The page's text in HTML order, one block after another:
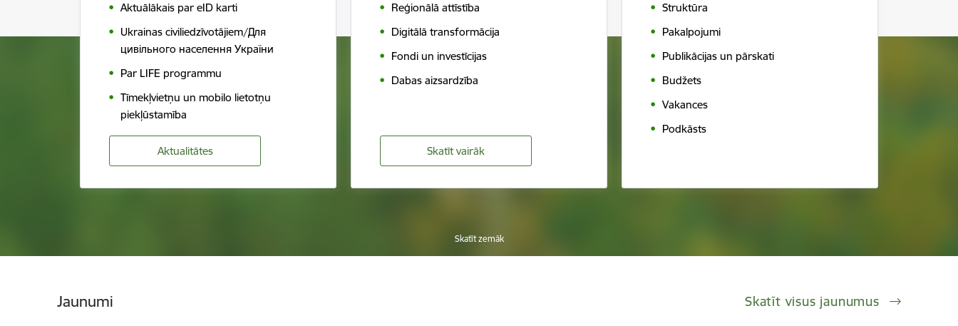
Aktuālākais par eID karti
Ukrainas civiliedzīvotājiem/Для
цивільного населення України
Par LIFE programmu
Tīmekļvietņu un mobilo lietotņu
piekļūstamība
Aktualitātes
Reģionālā attīstība
Digitālā transformācija
Fondi un investīcijas
Dabas aizsardzība
Skatīt vairāk
Struktūra
Pakalpojumi
Publikācijas un pārskati
Budžets
Vakances
Podkāsts
Skatīt zemāk
Jaunumi Skatīt visus jaunumus